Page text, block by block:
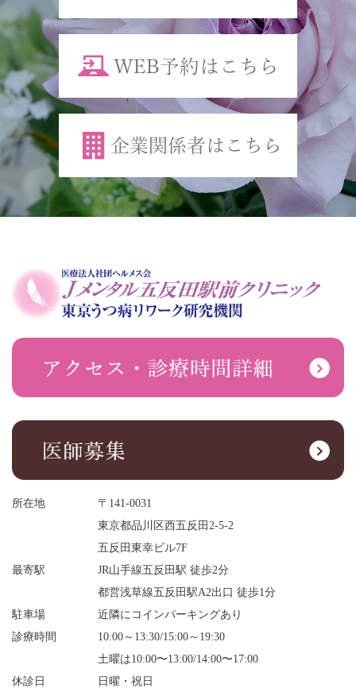
所在地
〒141-0031
東京都品川区西五反田2-5-2
五反田東幸ビル7F
最寄駅
JR山手線五反田駅 徒歩2分
都営浅草線五反田駅A2出口 徒歩1分
駐車場
近隣にコインパーキングあり
診療時間
10:00～13:30/15:00～19:30
土曜は10:00〜13:00/14:00〜17:00
休診日
日曜・祝日